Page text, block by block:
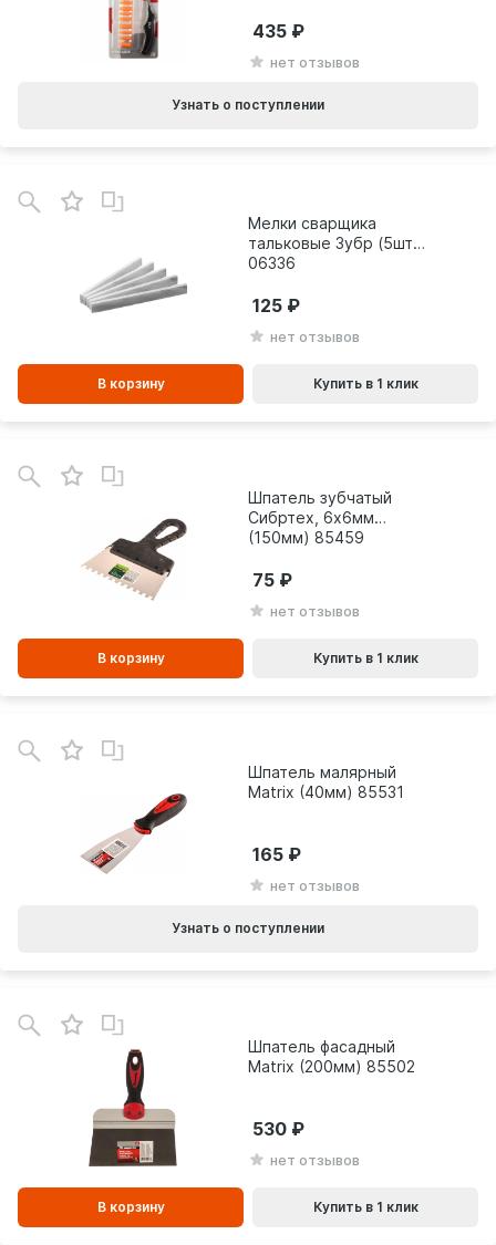
нет отзывов
435
Узнать о поступлении
Мелки сварщика
тальковые Зубр (5шт)
06336
нет отзывов
125
В корзину Купить в 1 клик
Шпатель зубчатый
Сибртех, 6х6мм
(150мм) 85459
нет отзывов
75
В корзину Купить в 1 клик
Шпатель малярный
Matrix (40мм) 85531
нет отзывов
165
Узнать о поступлении
Шпатель фасадный
Matrix (200мм) 85502
нет отзывов
530
В корзину Купить в 1 клик